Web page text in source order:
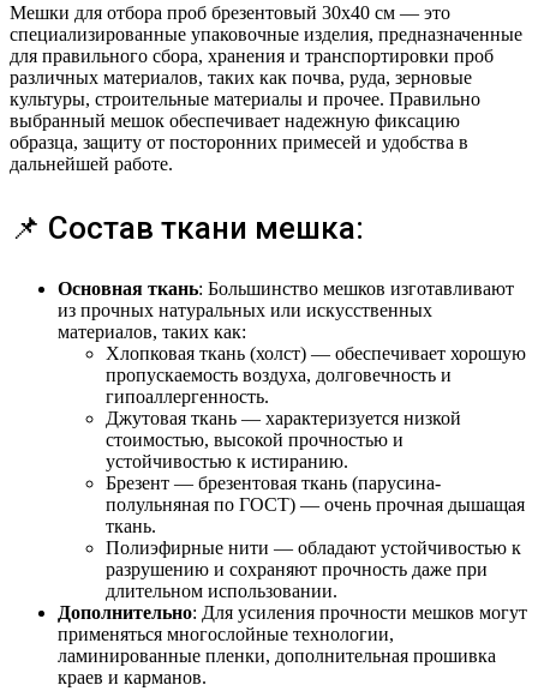
Мешки для отбора проб брезентовый 30х40 см — это
специализированные упаковочные изделия, предназначенные
для правильного сбора, хранения и транспортировки проб
различных материалов, таких как почва, руда, зерновые
культуры, строительные материалы и прочее. Правильно
выбранный мешок обеспечивает надежную фиксацию
образца, защиту от посторонних примесей и удобства в
дальнейшей работе.
📌 Состав ткани мешка:
Основная ткань: Большинство мешков изготавливают
из прочных натуральных или искусственных
материалов, таких как:
Хлопковая ткань (холст) — обеспечивает хорошую
пропускаемость воздуха, долговечность и
гипоаллергенность.
Джутовая ткань — характеризуется низкой
стоимостью, высокой прочностью и
устойчивостью к истиранию.
Брезент — брезентовая ткань (парусина-
полульняная по ГОСТ) — очень прочная дышащая
ткань.
Полиэфирные нити — обладают устойчивостью к
разрушению и сохраняют прочность даже при
длительном использовании.
Дополнительно: Для усиления прочности мешков могут
применяться многослойные технологии,
ламинированные пленки, дополнительная прошивка
краев и карманов.